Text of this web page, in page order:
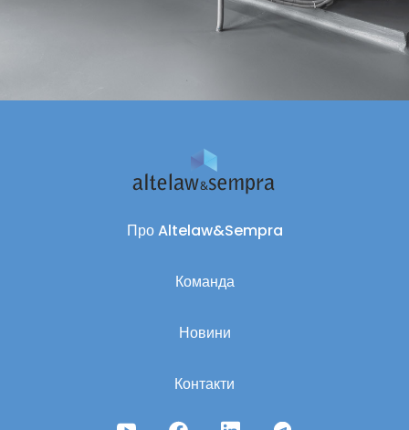
Про Altelaw&Sempra
Команда
Новини
Контакти